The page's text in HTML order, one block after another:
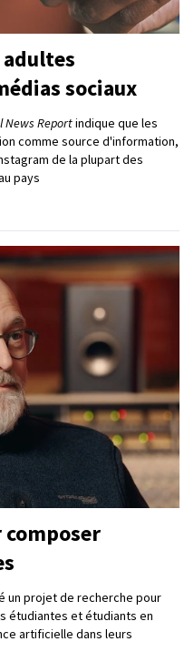
sociaux
News Reportindique que les
comme source d'information,
de la plupart des
pays
un projet de recherche pour
étudiantes et étudiants en
artificielle dans leurs